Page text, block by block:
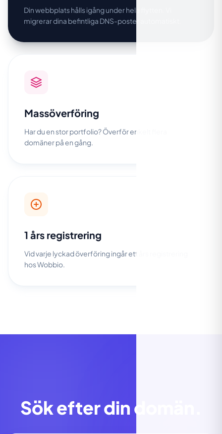
Din webbplats hålls igång under hela flytten. Vi
migrerar dina befintliga DNS-poster automatiskt.
Massöverföring
Har du en stor portfolio? Överför enkelt flera
domäner på en gång.
1 års registrering
Vid varje lyckad överföring ingår ett års registrering
hos Wobbio.
Sök efter din domän.